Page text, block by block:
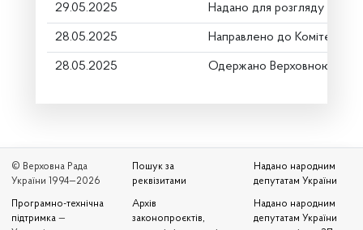
29.05.2025 Надано для розгляду
28.05.2025 Направлено до Комітету
28.05.2025 Одержано Верховною
© Верховна Рада
України 1994—2026
Програмно-технічна
підтримка —
Пошук за
реквізитами
Архів
законопроєктів,
Надано народним
депутатам України
Надано народним
депутатам України